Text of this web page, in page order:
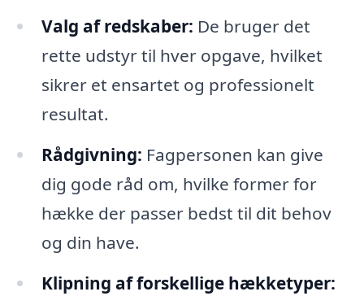
Valg af redskaber: De bruger det
rette udstyr til hver opgave, hvilket
sikrer et ensartet og professionelt
resultat.
Rådgivning: Fagpersonen kan give
dig gode råd om, hvilke former for
hække der passer bedst til dit behov
og din have.
Klipning af forskellige hækketyper: